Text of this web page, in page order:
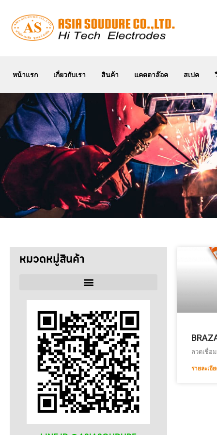
หน้าแรก เกี่ยวกับเรา สินค้า แคตตาล๊อค สเปค
หมวดหมู่สินค้า
ลวดเชื่อม
SELECTARC
WELDRITE
ลวดเชื่อม
รายละเอี